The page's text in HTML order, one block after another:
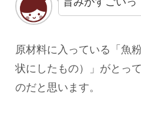
原材料に入っている「魚
状にしたもの）」がとっ
のだと思います。